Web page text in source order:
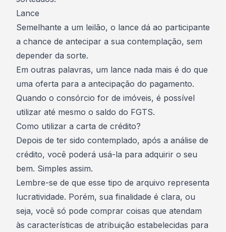
Lance
Semelhante a um leilão, o lance dá ao participante
a chance de antecipar a sua contemplação, sem
depender da sorte.
Em outras palavras, um lance nada mais é do que
uma oferta para a antecipação do pagamento.
Quando o consórcio for de imóveis, é possível
utilizar até mesmo o saldo do FGTS.
Como utilizar a carta de crédito?
Depois de ter sido contemplado, após a análise de
crédito, você poderá usá-la para adquirir o seu
bem. Simples assim.
Lembre-se de que esse tipo de arquivo representa
lucratividade. Porém, sua finalidade é clara, ou
seja, você só pode comprar coisas que atendam
às características de atribuição estabelecidas para